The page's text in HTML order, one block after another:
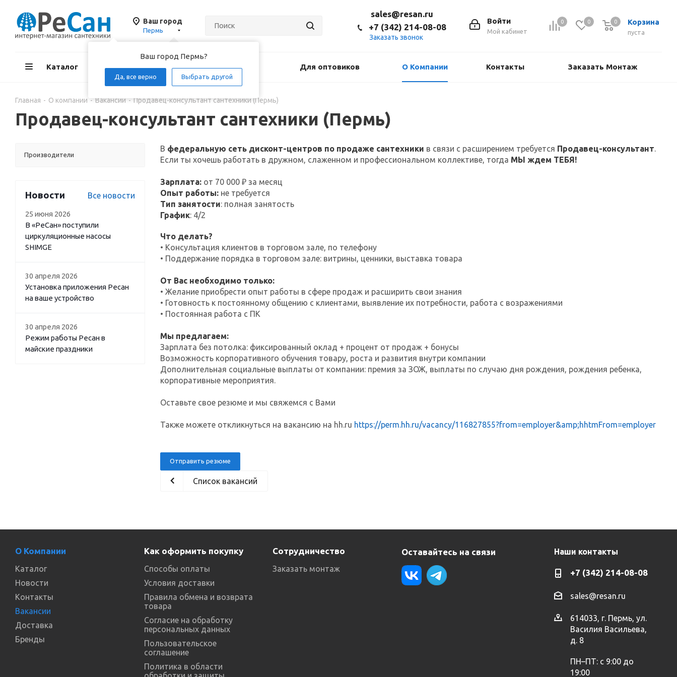
Ваш город
Пермь
Ваш город Пермь?
Да, все верно Выбрать другой
0 0 Корзина
пуста
0
Войти
Мой кабинет
sales@resan.ru
+7 (342) 214-08-08
Заказать звонок
Каталог Акции Доставка Для оптовиков О Компании Контакты Заказать Монтаж
Главная - О компании - Вакансии - Продавец-консультант сантехники (Пермь)
Продавец-консультант сантехники (Пермь)
В федеральную сеть дисконт-центров по продаже сантехники в связи с расширением требуется Продавец-консультант.
Если ты хочешь работать в дружном, слаженном и профессиональном коллективе, тогда МЫ ждем ТЕБЯ!
Зарплата: от 70 000 ₽ за месяц
Опыт работы: не требуется
Тип занятости: полная занятость
График: 4/2
Что делать?
• Консультация клиентов в торговом зале, по телефону
• Поддержание порядка в торговом зале: витрины, ценники, выставка товара
От Вас необходимо только:
• Желание приобрести опыт работы в сфере продаж и расширить свои знания
• Готовность к постоянному общению с клиентами, выявление их потребности, работа с возражениями
• Постоянная работа с ПК
Мы предлагаем:
Зарплата без потолка: фиксированный оклад + процент от продаж + бонусы
Возможность корпоративного обучения товару, роста и развития внутри компании
Дополнительная социальные выплаты от компании: премия за ЗОЖ, выплаты по случаю дня рождения, рождения ребенка,
корпоративные мероприятия.
Оставьте свое резюме и мы свяжемся с Вами
Также можете откликнуться на вакансию на hh.ru https://perm.hh.ru/vacancy/116827855?from=employer&amp;hhtmFrom=employer
Отправить резюме
Список вакансий
Производители
Новости Все новости
25 июня 2026
В «РеСан» поступили
циркуляционные насосы
SHIMGE
30 апреля 2026
Установка приложения Ресан
на ваше устройство
30 апреля 2026
Режим работы Ресан в
майские праздники
О Компании
Каталог
Новости
Контакты
Вакансии
Доставка
Бренды
Как оформить покупку
Способы оплаты
Условия доставки
Правила обмена и возврата
товара
Согласие на обработку
персональных данных
Пользовательское
соглашение
Политика в области
Сотрудничество
Заказать монтаж
Оставайтесь на связи Наши контакты
+7 (342) 214-08-08
sales@resan.ru
614033, г. Пермь, ул.
Василия Васильева,
д. 8
ПН–ПТ: с 9:00 до
19:00